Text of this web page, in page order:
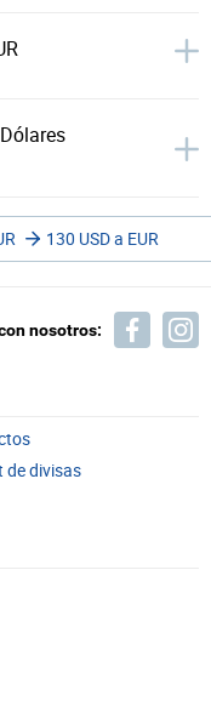
130 USD a EUR
nosotros:
de divisas